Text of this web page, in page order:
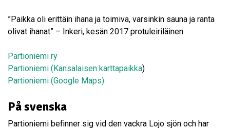
”Paikka oli erittäin ihana ja toimiva, varsinkin sauna ja ranta
olivat ihanat” – Inkeri, kesän 2017 protuleiriläinen.
Partioniemi ry
Partioniemi (Kansalaisen karttapaikka)
Partioniemi (Google Maps)
På svenska
Partioniemi befinner sig vid den vackra Lojo sjön och har